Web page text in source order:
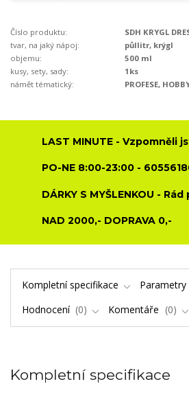
Číslo produktu:
SDH KRYGL
tvar, na jaký nápoj:
půllitr, krýgl
objemu:
500 ml
kusy, sety, sady:
1ks
námět tématický:
PROFESE,
LAST MINUTE - Vzpomněli
PO-NE 8:00-23:00 -
DÁRKY S MYŠLENKOU -
NAD 2000,- DOPRAVA 0,-
Kompletní specifikace
Parametry
Hodnocení
0 Komentáře 0
Kompletní specifikace